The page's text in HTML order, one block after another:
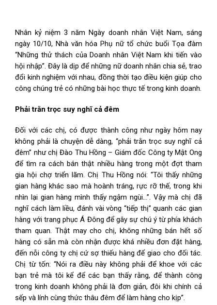
Nhân kỷ niệm 3 năm Ngày doanh nhân Việt Nam, sáng
ngày 10/10, Nhà văn hóa Phụ nữ tổ chức buổi Tọa đàm
“Những thử thách của Doanh nhân Việt Nam khi tiến vào
hội nhập”. Đây là dịp để những nữ doanh nhân chia sẻ, trao
đổi kinh nghiệm với nhau, đồng thời tạo điều kiện giúp cho
công chúng trẻ có những bài học thực tế trong kinh doanh.
Phải trằn trọc suy nghĩ cả đêm
Đối với các chị, có được thành công như ngày hôm nay
không phải là chuyện dễ dàng, “phải trằn trọc suy nghĩ cả
đêm” như chị Đào Thu Hồng – Giám đốc Công ty Mật Ong
để tìm ra cách bán thật nhiều hàng trong một đợt tham
gia hội chợ triển lãm. Chị Thu Hồng nói: “Tôi thấy những
gian hàng khác sao mà hoành tráng, rực rỡ thế, trong khi
nhìn lại gian hàng mình thấy ngậm ngùi…”. Vậy mà chị đã
nghĩ cách làm liều, đánh vài vòng “tiếp thị” quanh các gian
hàng với trang phục Á Đông để gây sự chú ý từ phía khách
tham quan. Thật may cho chị, không những bán hết số
hàng có sẵn mà còn nhận được khá nhiều đơn đặt hàng,
đến nỗi công ty chị cứ sợ thiếu hàng để giao cho đối tác.
Chị từ tốn: “Nói ra điều này không phải để khoe với các
bạn trẻ mà tôi kể để các bạn thấy rằng, để thành công
trong kinh doanh không phải là đơn giản, đôi khi chính cả
sếp và lính cùng thức thâu đêm để làm hàng cho kịp”.